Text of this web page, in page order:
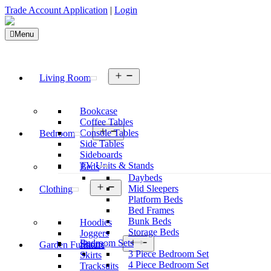
Trade Account Application | Login
Menu
Living Room
menu
Bookcase
Coffee Tables
Console Tables
Side Tables
Sideboards
TV Units & Stands
Bedroom
Open
menu
Beds
Daybeds
Mid Sleepers
Platform Beds
Bed Frames
Bunk Beds
Storage Beds
Bedroom Sets
3 Piece Bedroom Set
4 Piece Bedroom Set
Clothing
Open
menu
Hoodies
Joggers
Shorts
Skirts
Tracksuits
Garden Furniture
menu